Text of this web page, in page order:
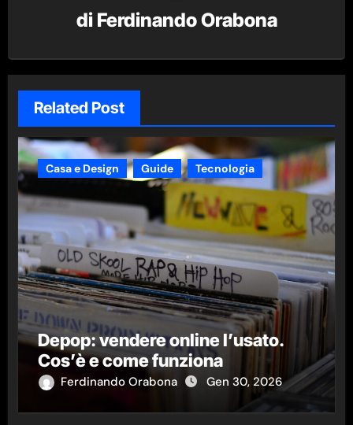
di Ferdinando Orabona
Related Post
Casa e Design Guide Tecnologia
Depop: vendere online l’usato.
Cos’è e come funziona
Ferdinando Orabona Gen 30, 2026